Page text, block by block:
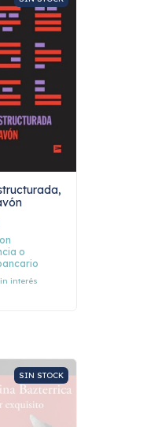
o
interés
SIN STOCK